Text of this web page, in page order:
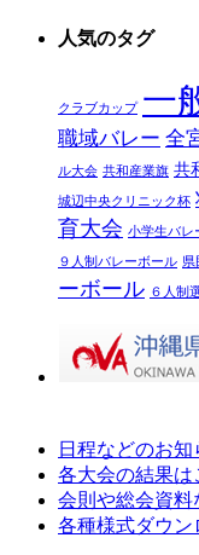
人気のタグ
クラブカップ 一
職域バレー 全
ル大会 共和産業旗 共
城辺中央クリニック杯
育大会 小学生バレ
９人制バレーボール 県
ーボール ６人制
日程などのお知
各大会の結果は
会則や総会資料
各種様式ダウン